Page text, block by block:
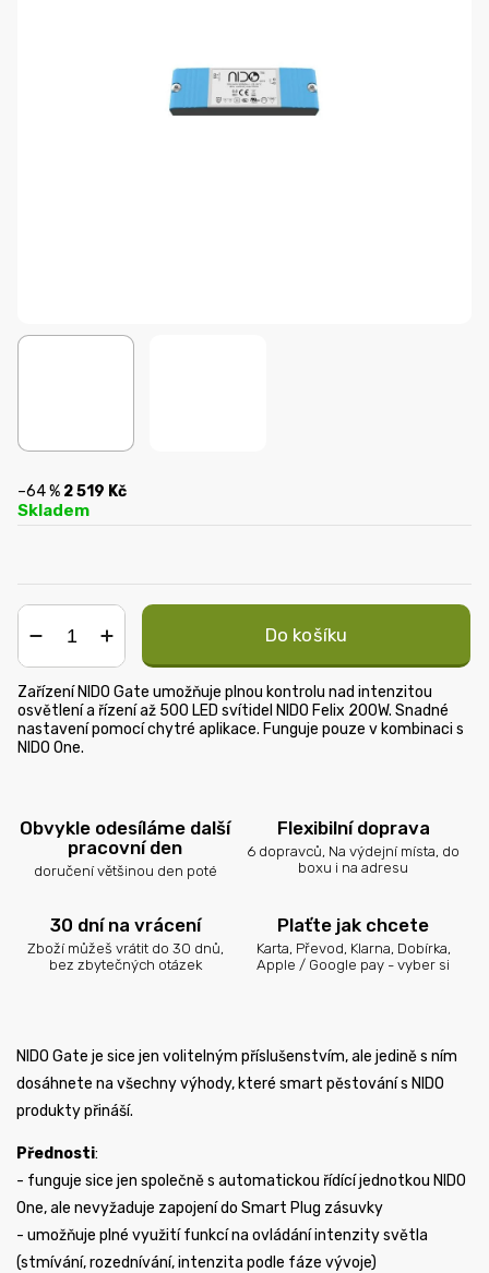
–64 % 2 519 Kč
Skladem
Do košíku
Zařízení NIDO Gate umožňuje plnou kontrolu nad intenzitou
osvětlení a řízení až 500 LED svítidel NIDO Felix 200W. Snadné
nastavení pomocí chytré aplikace. Funguje pouze v kombinaci s
NIDO One.
Obvykle odesíláme další
pracovní den
doručení většinou den poté
Flexibilní doprava
6 dopravců, Na výdejní místa, do
boxu i na adresu
30 dní na vrácení
Zboží můžeš vrátit do 30 dnů,
bez zbytečných otázek
Plaťte jak chcete
Karta, Převod, Klarna, Dobírka,
Apple / Google pay - vyber si
NIDO Gate je sice jen volitelným příslušenstvím, ale jedině s ním
dosáhnete na všechny výhody, které smart pěstování s NIDO
produkty přináší.
Přednosti:
- funguje sice jen společně s automatickou řídící jednotkou NIDO
One, ale nevyžaduje zapojení do Smart Plug zásuvky
- umožňuje plné využití funkcí na ovládání intenzity světla
(stmívání, rozednívání, intenzita podle fáze vývoje)